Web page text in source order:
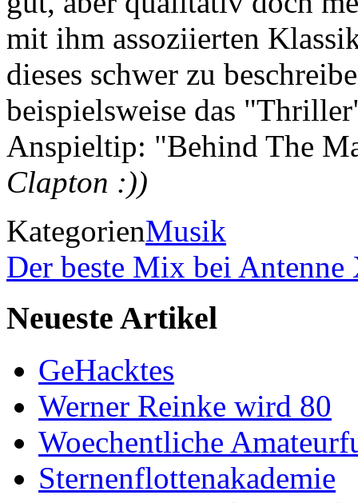
mit ihm assoziierten
dieses schwer zu
beispielsweise das
Anspieltip: "Behind The
Clapton :))
KategorienMusik
Der beste Mix bei
Neueste Artikel
GeHacktes
Werner Reinke wird 80
Woechentliche
Sternenflottenakademie